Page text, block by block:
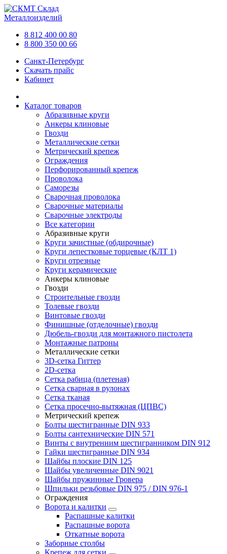
Склад
Металлоизделий
8 812 400 00 80
8 800 350 00 66
Санкт-Петербург
Скачать прайс
Кабинет
Каталог товаров
Абразивные круги
Анкеры клиновые
Гвозди
Металлические сетки
Метрический крепеж
Ограждения
Перфорированный крепеж
Проволока
Саморезы
Сварочная проволока
Сварочные материалы
Сварочные электроды
Все категории
Абразивные круги
Круги зачистные (обдирочные)
Круги лепестковые торцевые (КЛТ 1)
Круги отрезные
Круги керамические
Анкеры клиновые
Гвозди
Строительные гвозди
Толевые гвозди
Винтовые гвозди
Финишные (отделочные) гвозди
Дюбель-гвозди для монтажного пистолета
Монтажные патроны
Металлические сетки
3D-сетка Гиттер
2D-сетка
Сетка рабица (плетеная)
Сетка сварная в рулонах
Сетка тканая
Сетка просечно-вытяжная (ЦПВС)
Метрический крепеж
Болты шестигранные DIN 933
Болты сантехнические DIN 571
Винты с внутренним шестигранником DIN 912
Гайки шестигранные DIN 934
Шайбы плоские DIN 125
Шайбы увеличенные DIN 9021
Шайбы пружинные Гровера
Шпильки резьбовые DIN 975 / DIN 976-1
Ограждения
Ворота и калитки
Распашные калитки
Распашные ворота
Откатные ворота
Заборные столбы
Крепеж для сетки